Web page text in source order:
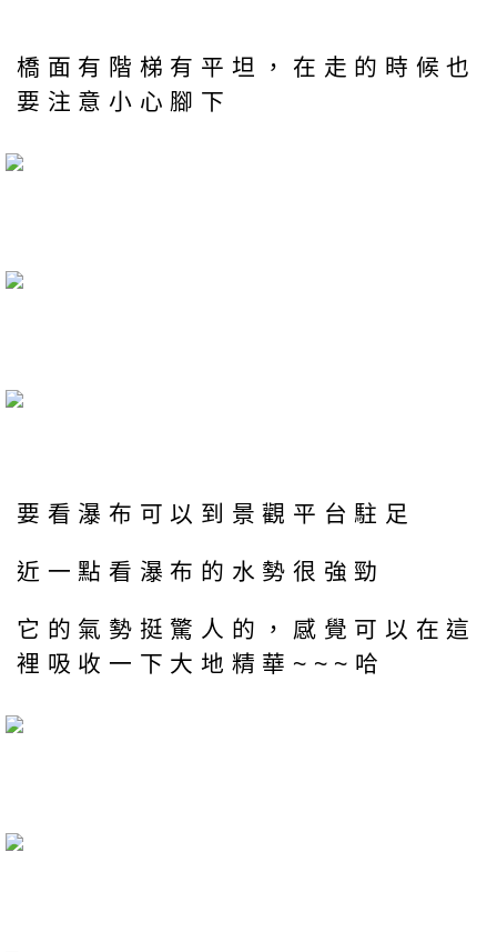
橋面有階梯有平坦，在走的時候也
要注意小心腳下
要看瀑布可以到景觀平台駐足
近一點看瀑布的水勢很強勁
它的氣勢挺驚人的，感覺可以在這
裡吸收一下大地精華~~~哈